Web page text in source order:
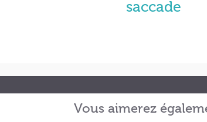
saccade
Vous aimerez